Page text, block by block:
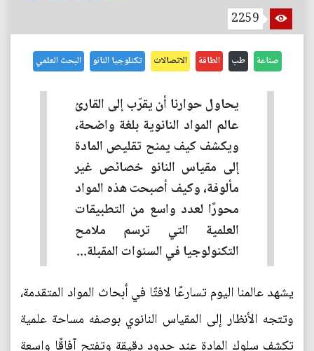
2259
صناعة طب الطاقة الاتصالات تكنلوجيا النانو البحث العلمي
يحاول حوارنا أن يقرّب إلى القارئ
عالم المواد النانوية بلغة واضحة،
ويكشف كيف يمنح تقليص المادة
إلى مقياس النانو خصائص غير
مألوفة، وكيف أصبحت هذه المواد
محورًا لعدد واسع من التطبيقات
العلمية التي ترسم ملامح
التكنولوجيا في السنوات المقبلة...
يشهد عالمنا اليوم تسارعًا لافتًا في أبحاث المواد المتقدمة،
وتتجه الأنظار إلى المقياس النانوي بوصفه مساحة علمية